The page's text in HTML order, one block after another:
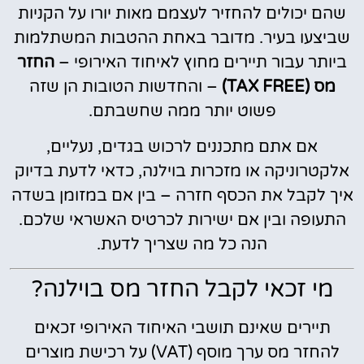
שהם יכולים להחזיר לעצמם מאות יורו על הקניות
שביצעו בעיר. מדובר באחת ההטבות המשתלמות
ביותר עבור תיירים מחוץ לאיחוד האירופי – החזר
מס (TAX FREE)
– והחדשות הטובות הן שזה
פשוט יותר ממה שחשבתם.
אם אתם מתכננים לרכוש בגדים, נעליים,
אלקטרוניקה או מזכרות בוילנה, כדאי לדעת בדיוק
איך לקבל את הכסף חזרה – בין אם במזומן בשדה
התעופה ובין אם ישירות לכרטיס האשראי שלכם.
הנה כל מה שצריך לדעת.
מי זכאי לקבל החזר מס בוילנה?
תיירים שאינם תושבי האיחוד האירופי זכאים
להחזר מס ערך מוסף (VAT) על רכישת מוצרים